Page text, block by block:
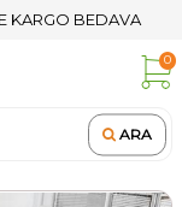
KARGO BEDAVA
ARA
0